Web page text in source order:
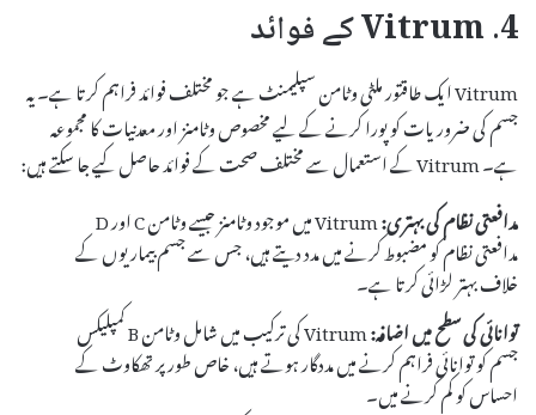
4. Vitrum کے فوائد
Vitrum ایک طاقتور ملٹی وٹامن سپلیمنٹ ہے جو مختلف فوائد فراہم کرتا ہے۔ یہ
جسم کی ضروریات کو پورا کرنے کے لیے مخصوص وٹامنز اور معدنیات کا مجموعہ
ہے۔ Vitrum کے استعمال سے مختلف صحت کے فوائد حاصل کیے جا سکتے ہیں:
مدافعتی نظام کی بہتری:
Vitrum میں موجود وٹامنز جیسے وٹامن C اور D
مدافعتی نظام کو مضبوط کرنے میں مدد دیتے ہیں، جس سے جسم بیماریوں کے
خلاف بہتر لڑائی کرتا ہے۔
توانائی کی سطح میں اضافہ:
Vitrum کی ترکیب میں شامل وٹامن B کمپلیکس
جسم کو توانائی فراہم کرنے میں مددگار ہوتے ہیں، خاص طور پر تھکاوٹ کے
احساس کو کم کرنے میں۔